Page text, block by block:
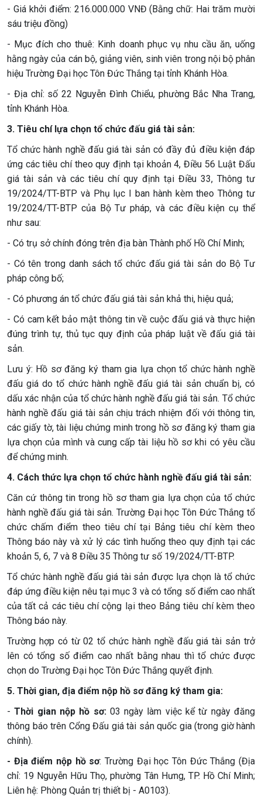
- Giá khởi điểm: 216.000.000 VNĐ (Bằng chữ: Hai trăm mười
sáu triệu đồng)
- Mục đích cho thuê: Kinh doanh phục vụ nhu cầu ăn, uống
hằng ngày của cán bộ, giảng viên, sinh viên trong nội bộ phân
hiệu Trường Đại học Tôn Đức Thắng tại tỉnh Khánh Hòa.
- Địa chỉ: số 22 Nguyễn Đình Chiểu, phường Bắc Nha Trang,
tỉnh Khánh Hòa.
3. Tiêu chí lựa chọn tổ chức đấu giá tài sản:
Tổ chức hành nghề đấu giá tài sản có đầy đủ điều kiện đáp
ứng các tiêu chí theo quy định tại khoản 4, Điều 56 Luật Đấu
giá tài sản và các tiêu chí quy định tại Điều 33, Thông tư
19/2024/TT-BTP và Phụ lục I ban hành kèm theo Thông tư
19/2024/TT-BTP của Bộ Tư pháp, và các điều kiện cụ thể
như sau:
- Có trụ sở chính đóng trên địa bàn Thành phố Hồ Chí Minh;
- Có tên trong danh sách tổ chức đấu giá tài sản do Bộ Tư
pháp công bố;
- Có phương án tổ chức đấu giá tài sản khả thi, hiệu quả;
- Có cam kết bảo mật thông tin về cuộc đấu giá và thực hiện
đúng trình tự, thủ tục quy định của pháp luật về đấu giá tài
sản.
Lưu ý: Hồ sơ đăng ký tham gia lựa chọn tổ chức hành nghề
đấu giá do tổ chức hành nghề đấu giá tài sản chuẩn bị, có
dấu xác nhận của tổ chức hành nghề đấu giá tài sản. Tổ chức
hành nghề đấu giá tài sản chịu trách nhiệm đối với thông tin,
các giấy tờ, tài liệu chứng minh trong hồ sơ đăng ký tham gia
lựa chọn của mình và cung cấp tài liệu hồ sơ khi có yêu cầu
để chứng minh.
4. Cách thức lựa chọn tổ chức hành nghề đấu giá tài sản:
Căn cứ thông tin trong hồ sơ tham gia lựa chọn của tổ chức
hành nghề đấu giá tài sản. Trường Đại học Tôn Đức Thắng tổ
chức chấm điểm theo tiêu chí tại Bảng tiêu chí kèm theo
Thông báo này và xử lý các tình huống theo quy định tại các
khoản 5, 6, 7 và 8 Điều 35 Thông tư số 19/2024/TT-BTP.
Tổ chức hành nghề đấu giá tài sản được lựa chọn là tổ chức
đáp ứng điều kiện nêu tại mục 3 và có tổng số điểm cao nhất
của tất cả các tiêu chí cộng lại theo Bảng tiêu chí kèm theo
Thông báo này.
Trường hợp có từ 02 tổ chức hành nghề đấu giá tài sản trở
lên có tổng số điểm cao nhất bằng nhau thì tổ chức được
chọn do Trường Đại học Tôn Đức Thắng quyết định.
5. Thời gian, địa điểm nộp hồ sơ đăng ký tham gia:
-Thời gian nộp hồ sơ:03 ngày làm việc kể từ ngày đăng
thông báo trên Cổng Đấu giá tài sản quốc gia (trong giờ hành
chính).
- Địa điểm nộp hồ sơ: Trường Đại học Tôn Đức Thắng (Địa
chỉ: 19 Nguyễn Hữu Thọ, phường Tân Hưng, TP. Hồ Chí Minh;
Liên hệ: Phòng Quản trị thiết bị - A0103).